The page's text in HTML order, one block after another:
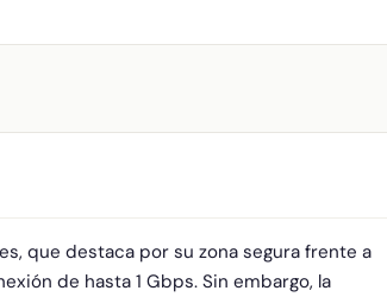
que destaca por su zona segura frente a
de hasta 1 Gbps. Sin embargo, la